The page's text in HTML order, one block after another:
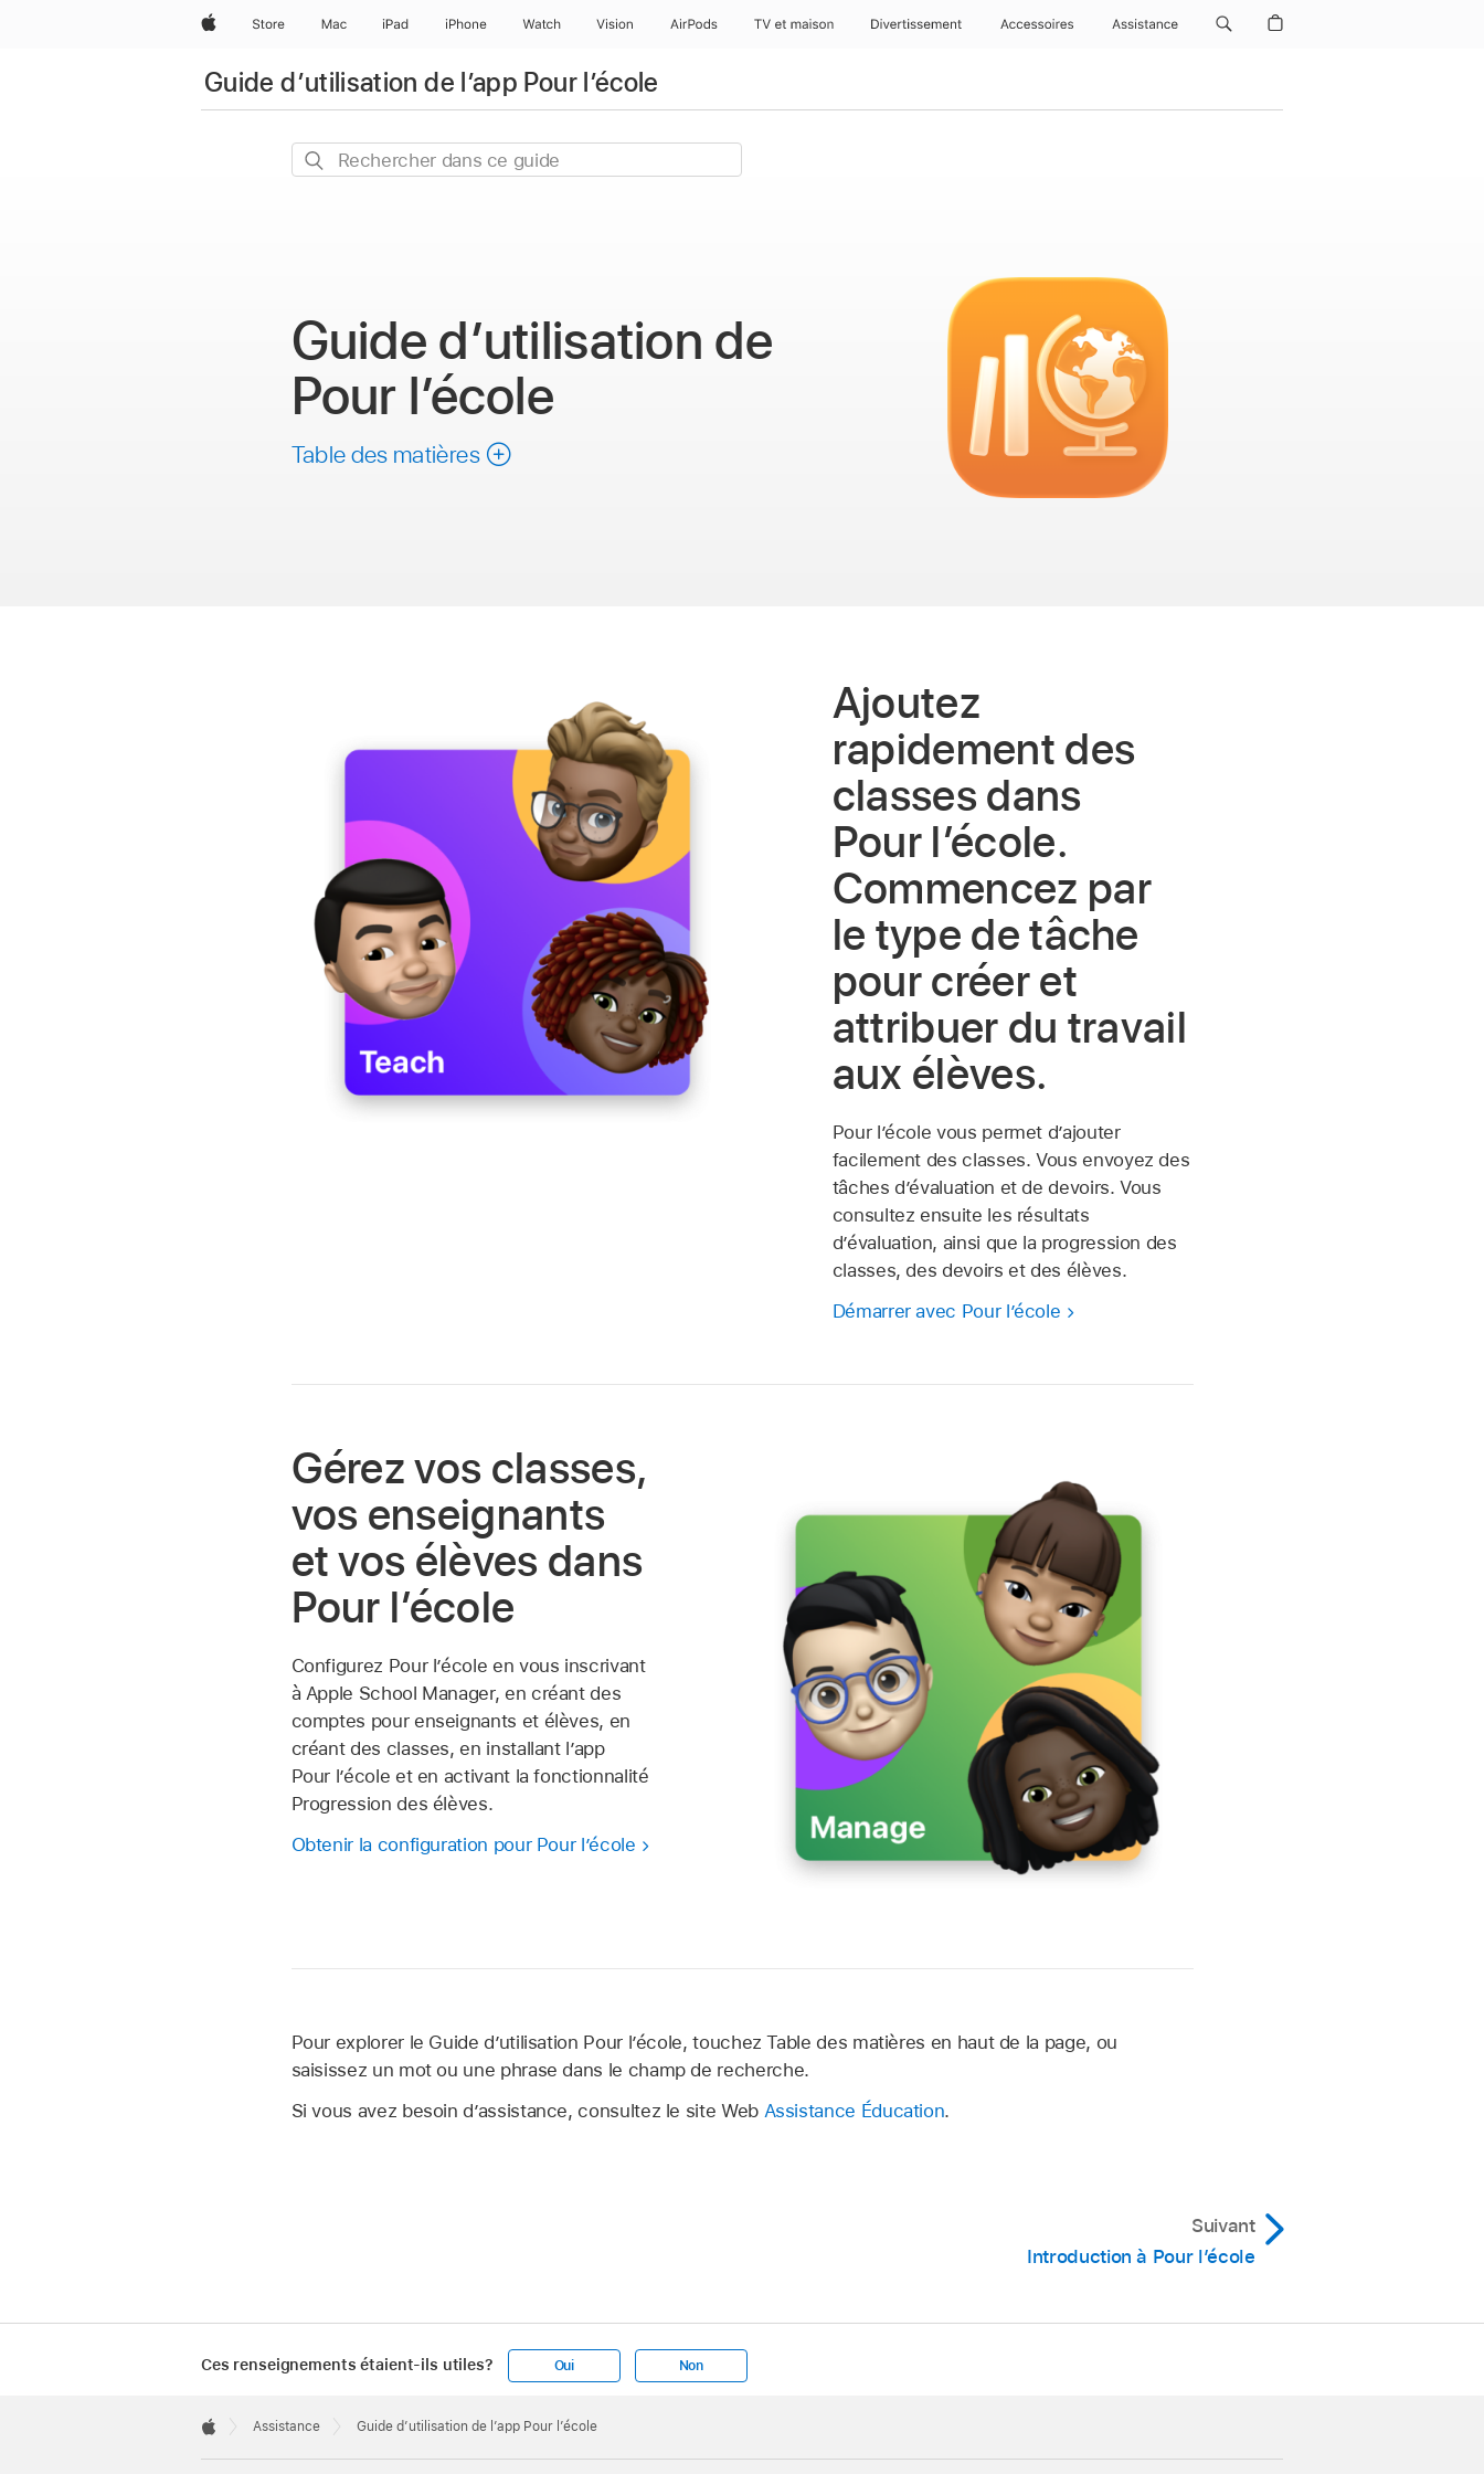
AppleStore Mac iPad iPhone Watch Vision AirPods TV et maison Divertissement Accessoires Assistance
Guide d’utilisation de l’app Pour l’école
Rechercher
Guide d’utilisation de
Pour l’école
Table des matières
Ajoutez
rapidement des
classes dans
Pour l’école.
Commencez par
le type de tâche
pour créer et
attribuer du travail
aux élèves.
Pour l’école vous permet d’ajouter
facilement des classes. Vous envoyez des
tâches d’évaluation et de devoirs. Vous
consultez ensuite les résultats
d’évaluation, ainsi que la progression des
classes, des devoirs et des élèves.
Démarrer avec Pour l’école
Gérez vos classes,
vos enseignants
et vos élèves dans
Pour l’école
Configurez Pour l’école en vous inscrivant
à Apple School Manager, en créant des
comptes pour enseignants et élèves, en
créant des classes, en installant l’app
Pour l’école et en activant la fonctionnalité
Progression des élèves.
Obtenir la configuration pour Pour l’école
Pour explorer le Guide d’utilisation Pour l’école, touchez Table des matières en haut de la page, ou
saisissez un mot ou une phrase dans le champ de recherche.
Si vous avez besoin d’assistance, consultez le site Web Assistance Éducation.
Suivant
Introduction à Pour l’école
Ces renseignements étaient-ils utiles? Oui Non
Footer

Assistance Guide d’utilisation de l’app Pour l’école